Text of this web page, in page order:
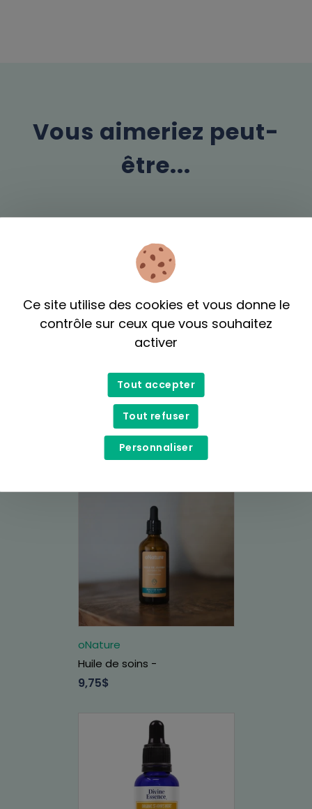
Vous aimeriez peut-
être...
Divine Essence
Huile de beauté biologique -
5,99$
oNature
Huile de soins -
9,75$
Ce site utilise des cookies et vous donne le
contrôle sur ceux que vous souhaitez
activer
Tout accepter
Tout refuser
Personnaliser